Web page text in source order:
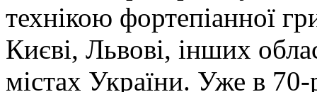
технікою фортепіанної
Києві, Львові, інших
містах України. Уже в 70-